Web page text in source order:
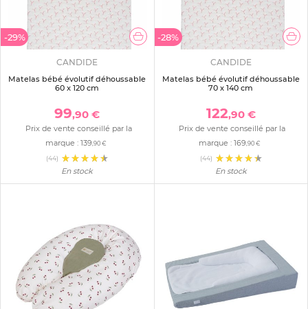
-29%
CANDIDE
Matelas bébé évolutif déhoussable
60 x 120 cm
99,90 €
Prix de vente conseillé par la
marque : 139,90 €
(44)
En stock
-28%
CANDIDE
Matelas bébé évolutif déhoussable
70 x 140 cm
122,90 €
Prix de vente conseillé par la
marque : 169,90 €
(44)
En stock